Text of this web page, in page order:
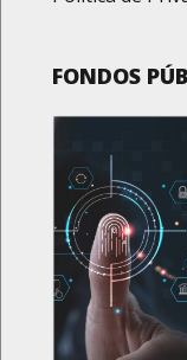
FONDOS